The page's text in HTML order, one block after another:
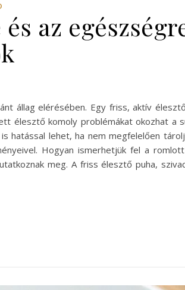
az
állag elérésében. Egy friss, aktív
élesztő komoly problémákat okozhat a
hatással lehet, ha nem megfelelően
Hogyan ismerhetjük fel a
meg. A friss élesztő puha,